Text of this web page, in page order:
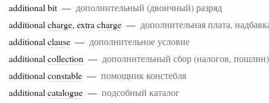
additional bit — дополнительный (двоичный) разряд
additional charge, extra charge — дополнительная плата,
additional clause — дополнительное условие
additional collection — дополнительный сбор (налогов, пошлин)
additional constable — помощник констебля
additional catalogue — подсобный каталог